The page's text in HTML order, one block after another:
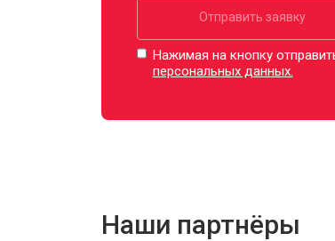
Отправить заявку
Нажимая на кнопку
персональных данных.
Наши партнёры